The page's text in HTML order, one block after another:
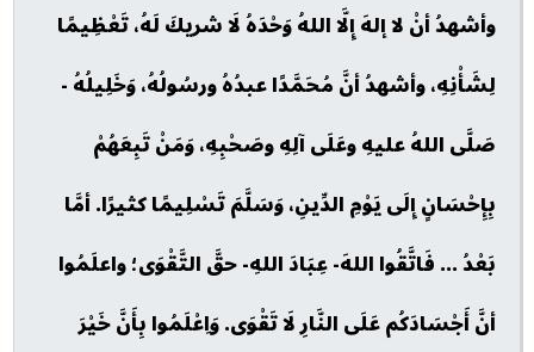
وأشهدُ أنْ لا إلهَ إِلَّا اللهُ وَحْدَهُ لَا شريكَ لَهُ، تَعْظِيمًا
لِشَأْنِهِ، وأشهدُ أنَّ مُحَمَّدًا عبدُهُ ورسُولُهُ، وَخَلِيلُهُ -
صَلَّى اللهُ عليهِ وعَلَى آلِهِ وصَحْبِهِ، وَمَنْ تَبِعَهُمْ
بِإِحْسَانٍ إِلَى يَوْمِ الدِّينِ، وَسَلَّمَ تَسْلِيمًا كثيرًا. أمَّا
بَعْدُ ... فَاتَّقُوا اللهَ- عِبَادَ اللهِ- حقَّ التَّقْوَى؛ واعلَمُوا
أنَّ أَجْسَادَكُم عَلَى النَّارِ لَا تَقْوَى. وَاِعْلَمُوا بِأَنَّ خَيْرَ